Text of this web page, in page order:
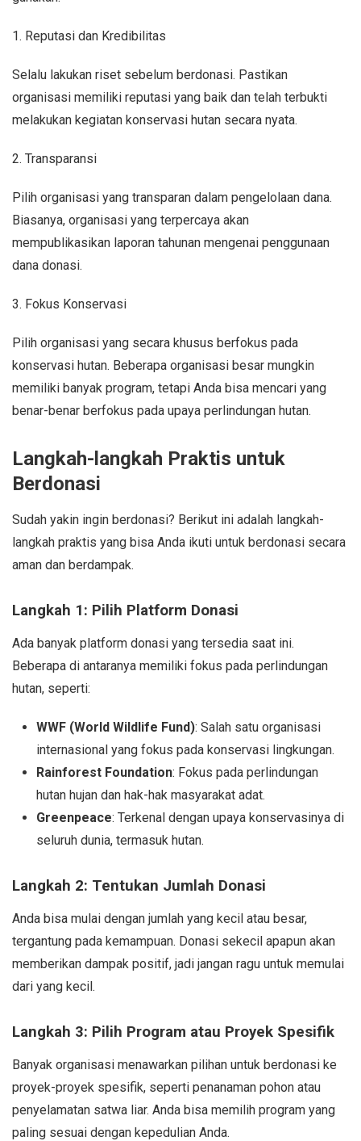
1. Reputasi dan Kredibilitas
Selalu lakukan riset sebelum berdonasi. Pastikan
organisasi memiliki reputasi yang baik dan telah terbukti
melakukan kegiatan konservasi hutan secara nyata.
2. Transparansi
Pilih organisasi yang transparan dalam pengelolaan dana.
Biasanya, organisasi yang terpercaya akan
mempublikasikan laporan tahunan mengenai penggunaan
dana donasi.
3. Fokus Konservasi
Pilih organisasi yang secara khusus berfokus pada
konservasi hutan. Beberapa organisasi besar mungkin
memiliki banyak program, tetapi Anda bisa mencari yang
benar-benar berfokus pada upaya perlindungan hutan.
Langkah-langkah Praktis untuk
Berdonasi
Sudah yakin ingin berdonasi? Berikut ini adalah langkah-
langkah praktis yang bisa Anda ikuti untuk berdonasi secara
aman dan berdampak.
Langkah 1: Pilih Platform Donasi
Ada banyak platform donasi yang tersedia saat ini.
Beberapa di antaranya memiliki fokus pada perlindungan
hutan, seperti:
WWF (World Wildlife Fund): Salah satu organisasi
internasional yang fokus pada konservasi lingkungan.
Rainforest Foundation: Fokus pada perlindungan
hutan hujan dan hak-hak masyarakat adat.
Greenpeace: Terkenal dengan upaya konservasinya di
seluruh dunia, termasuk hutan.
Langkah 2: Tentukan Jumlah Donasi
Anda bisa mulai dengan jumlah yang kecil atau besar,
tergantung pada kemampuan. Donasi sekecil apapun akan
memberikan dampak positif, jadi jangan ragu untuk memulai
dari yang kecil.
Langkah 3: Pilih Program atau Proyek Spesifik
Banyak organisasi menawarkan pilihan untuk berdonasi ke
proyek-proyek spesifik, seperti penanaman pohon atau
penyelamatan satwa liar. Anda bisa memilih program yang
paling sesuai dengan kepedulian Anda.